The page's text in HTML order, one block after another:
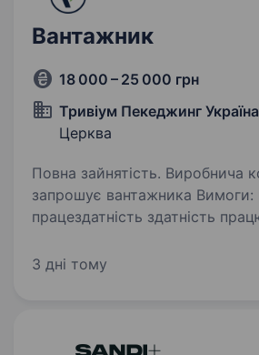
Вантажник
18 000 – 25 000 грн
Тривіум Пекеджинг Україна
Церква
Повна зайнятість. Виробнича компанія
запрошує вантажника Вимоги: висока
працездатність здатність працювати в команді
шкідливих звичок дотримання
3 дні тому